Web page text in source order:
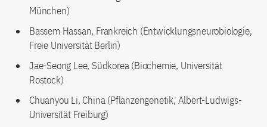
München)
Bassem Hassan, Frankreich (Entwicklungsneurobiologie,
Freie Universität Berlin)
Jae-Seong Lee, Südkorea (Biochemie, Universität
Rostock)
Chuanyou Li, China (Pflanzengenetik, Albert-Ludwigs-
Universität Freiburg)